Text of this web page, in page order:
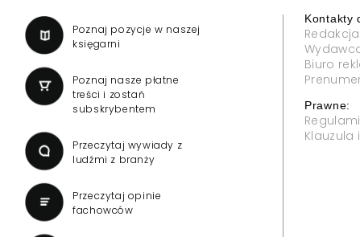
Poznaj pozycje w naszej
księgarni
Poznaj nasze płatne
treści i zostań
subskrybentem
Przeczytaj wywiady z
ludźmi z branży
Przeczytaj opinie
fachowców
Kontakty
Redakcja
Biuro
Prawne: